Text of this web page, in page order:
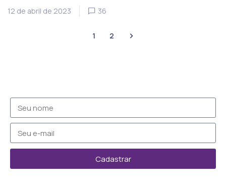
12 de abril de 2023 36
1 2
Cadastrar